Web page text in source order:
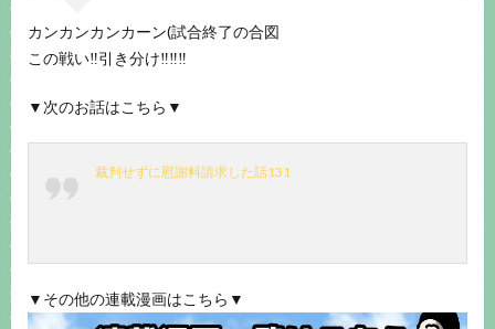
カンカンカンカーン(試合終了の合図
この戦い‼️引き分け‼️‼️‼️
▼次のお話はこちら▼
裁判せずに慰謝料請求した話131
▼その他の連載漫画はこちら▼